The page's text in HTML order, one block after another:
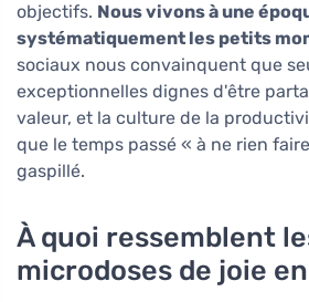
objectifs. Nous vivons à une
systématiquement les petits
sociaux nous convainquent que
exceptionnelles dignes d'être
valeur, et la culture de la
que le temps passé « à ne rien
gaspillé.
À quoi ressemblent
microdoses de joie